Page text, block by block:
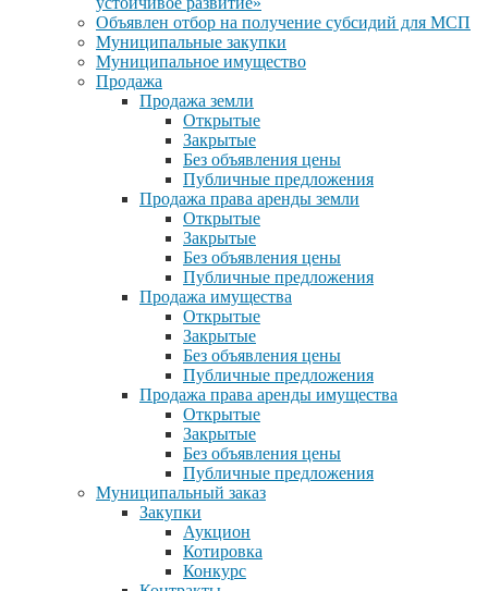
Объявлен отбор на получение субсидий для МСП
Муниципальные закупки
Муниципальное имущество
Продажа
Продажа земли
Открытые
Закрытые
Без объявления цены
Публичные предложения
Продажа права аренды земли
Открытые
Закрытые
Без объявления цены
Публичные предложения
Продажа имущества
Открытые
Закрытые
Без объявления цены
Публичные предложения
Продажа права аренды имущества
Открытые
Закрытые
Без объявления цены
Публичные предложения
Муниципальный заказ
Закупки
Аукцион
Котировка
Конкурс